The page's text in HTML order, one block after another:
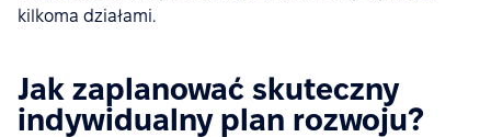
kilkoma działami.
Jak zaplanować skuteczny
indywidualny plan rozwoju?